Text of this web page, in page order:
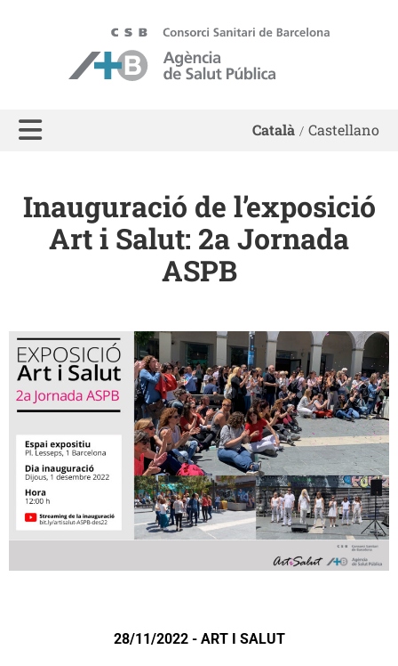
ASPB - Agència de Salut Pública de Barcelona
Català Castellano
Inauguració de l’exposició
Art i Salut: 2a Jornada
ASPB
28/11/2022 - ART I SALUT